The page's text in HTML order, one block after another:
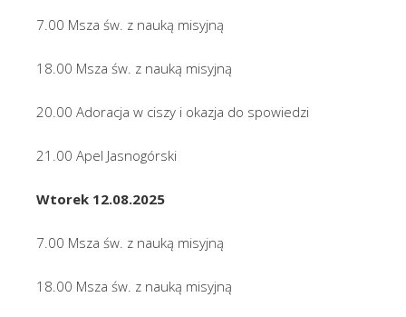
7.00 Msza św. z nauką misyjną
18.00 Msza św. z nauką misyjną
20.00 Adoracja w ciszy i okazja do spowiedzi
21.00 Apel Jasnogórski
Wtorek 12.08.2025
7.00 Msza św. z nauką misyjną
18.00 Msza św. z nauką misyjną